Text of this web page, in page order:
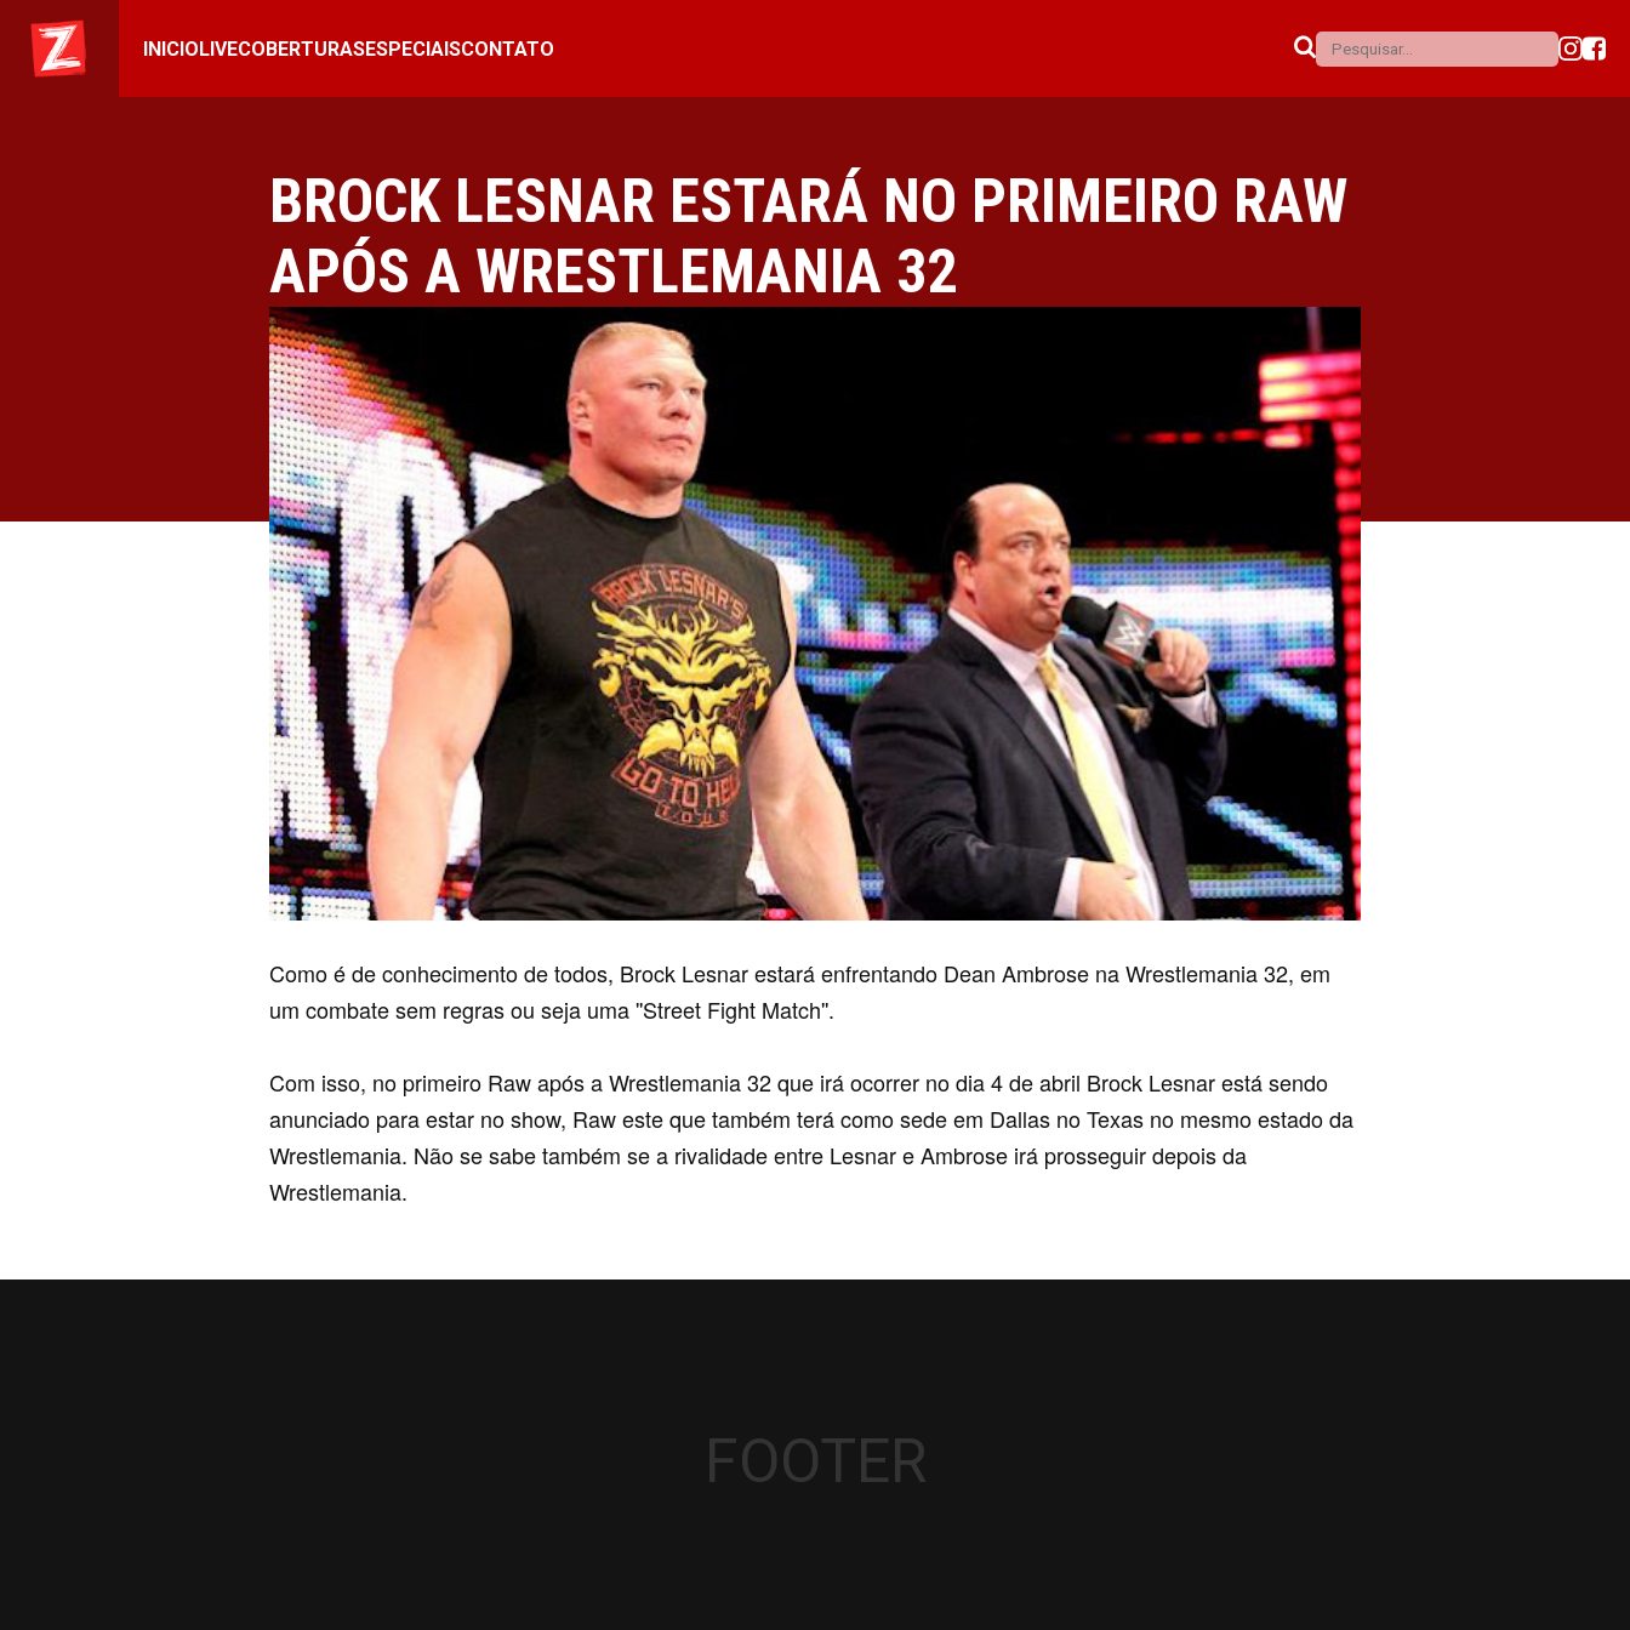
INICIOLIVECOBERTURASESPECIAISCONTATO
BROCK LESNAR ESTARÁ NO PRIMEIRO RAW
APÓS A WRESTLEMANIA 32
Como é de conhecimento de todos, Brock Lesnar estará enfrentando Dean Ambrose na Wrestlemania 32, em
um combate sem regras ou seja uma ''Street Fight Match''.
Com isso, no primeiro Raw após a Wrestlemania 32 que irá ocorrer no dia 4 de abril Brock Lesnar está sendo
anunciado para estar no show, Raw este que também terá como sede em Dallas no Texas no mesmo estado da
Wrestlemania. Não se sabe também se a rivalidade entre Lesnar e Ambrose irá prosseguir depois da
Wrestlemania.
FOOTER